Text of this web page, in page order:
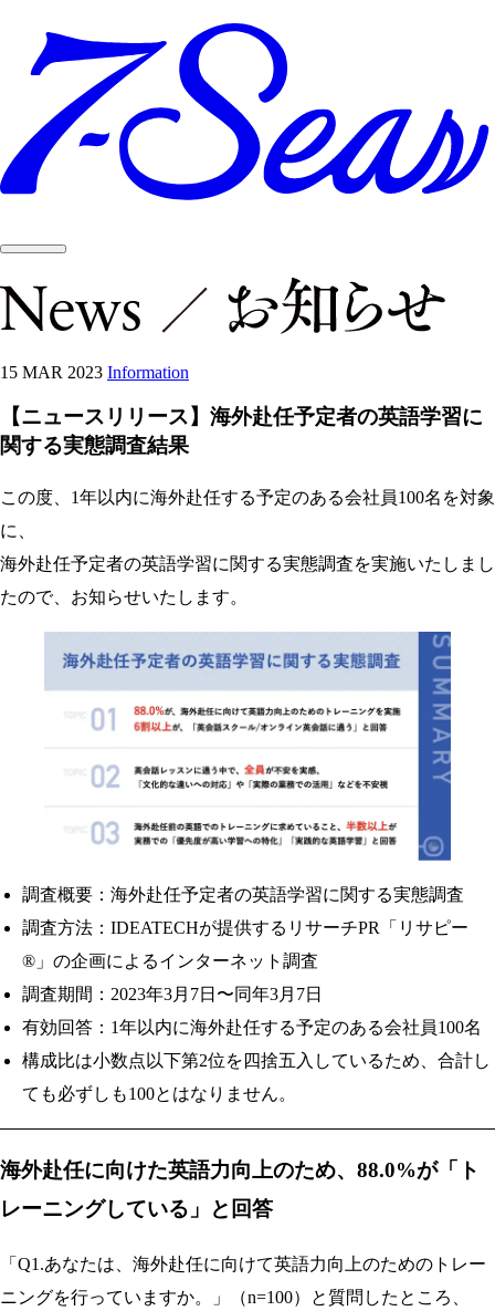
15 MAR 2023 Information
【ニュースリリース】海外赴任予定者の英語学習に
関する実態調査結果
この度、1年以内に海外赴任する予定のある会社員100名を対象
に、
海外赴任予定者の英語学習に関する実態調査を実施いたしまし
たので、お知らせいたします。
調査概要：海外赴任予定者の英語学習に関する実態調査
調査方法：IDEATECHが提供するリサーチPR「リサピー
®︎」の企画によるインターネット調査
調査期間：2023年3月7日〜同年3月7日
有効回答：1年以内に海外赴任する予定のある会社員100名
構成比は小数点以下第2位を四捨五入しているため、合計し
ても必ずしも100とはなりません。
海外赴任に向けた英語力向上のため、88.0%が「ト
レーニングしている」と回答
「Q1.あなたは、海外赴任に向けて英語力向上のためのトレー
ニングを行っていますか。」（n=100）と質問したところ、